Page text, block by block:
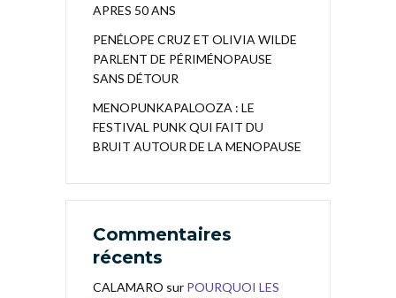
APRES 50 ANS
PENÉLOPE CRUZ ET OLIVIA WILDE
PARLENT DE PÉRIMÉNOPAUSE
SANS DÉTOUR
MENOPUNKAPALOOZA : LE
FESTIVAL PUNK QUI FAIT DU
BRUIT AUTOUR DE LA MENOPAUSE
Commentaires
récents
CALAMARO sur POURQUOI LES